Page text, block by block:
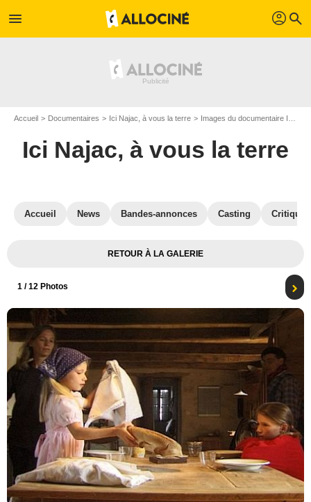
menu profil search
Accueil Documentaires Ici Najac, à vous la terre Images du documentaire Ici Najac, à vous la terre
Ici Najac, à vous la terre
Accueil News Bandes-annonces Casting
RETOUR À LA GALERIE
1 / 12 Photos